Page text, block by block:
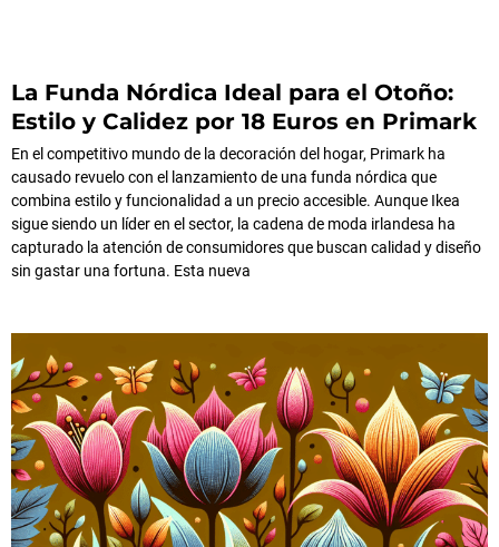
La Funda Nórdica Ideal para el Otoño:
Estilo y Calidez por 18 Euros en Primark
En el competitivo mundo de la decoración del hogar, Primark ha
causado revuelo con el lanzamiento de una funda nórdica que
combina estilo y funcionalidad a un precio accesible. Aunque Ikea
sigue siendo un líder en el sector, la cadena de moda irlandesa ha
capturado la atención de consumidores que buscan calidad y diseño
sin gastar una fortuna. Esta nueva